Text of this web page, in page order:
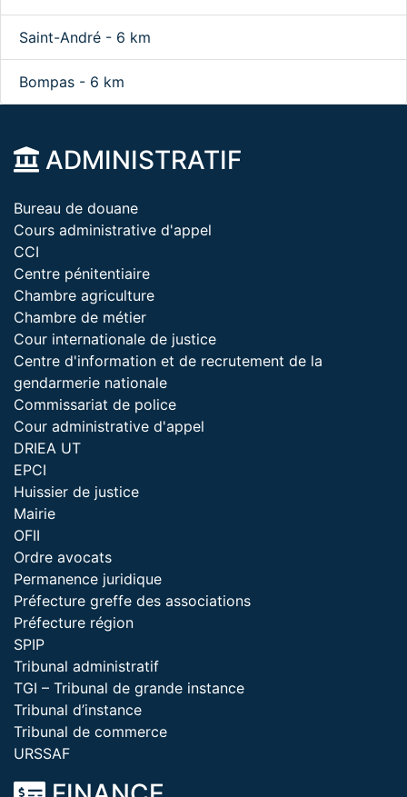
Saint-André - 6 km
Bompas - 6 km
ADMINISTRATIF
Bureau de douane
Cours administrative d'appel
CCI
Centre pénitentiaire
Chambre agriculture
Chambre de métier
Cour internationale de justice
Centre d'information et de recrutement de la
gendarmerie nationale
Commissariat de police
Cour administrative d'appel
DRIEA UT
EPCI
Huissier de justice
Mairie
OFII
Ordre avocats
Permanence juridique
Préfecture greffe des associations
Préfecture région
SPIP
Tribunal administratif
TGI – Tribunal de grande instance
Tribunal d’instance
Tribunal de commerce
URSSAF